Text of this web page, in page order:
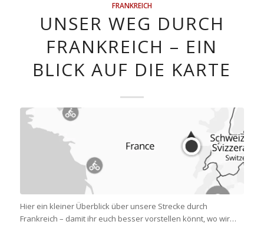
FRANKREICH
UNSER WEG DURCH
FRANKREICH – EIN
BLICK AUF DIE KARTE
Hier ein kleiner Überblick über unsere Strecke durch
Frankreich – damit ihr euch besser vorstellen könnt, wo wir…